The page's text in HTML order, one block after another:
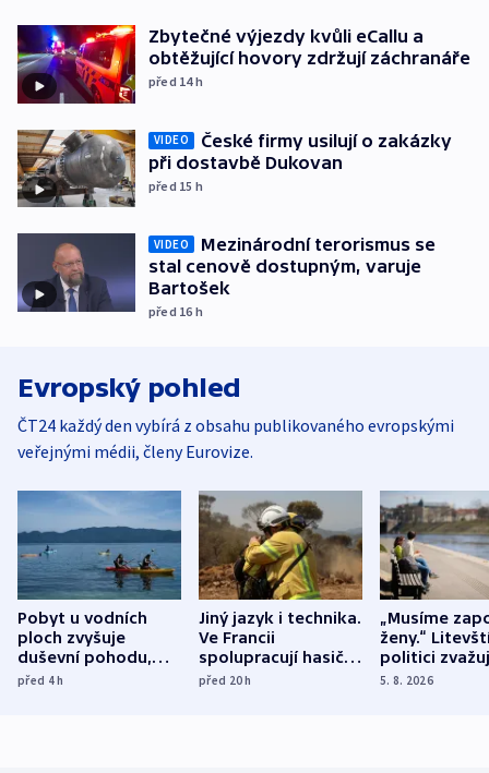
Zbytečné výjezdy kvůli eCallu a
obtěžující hovory zdržují záchranáře
před 14h
VIDEO
České firmy usilují o zakázky
při dostavbě Dukovan
před 15 h
VIDEO
Mezinárodní terorismus se
stal cenově dostupným, varuje
Bartošek
před 16 h
Evropský pohled
ČT24 každý den vybírá z obsahu publikovaného evropskými
veřejnými médii, členy Eurovize.
Pobyt u vodních
ploch zvyšuje
duševní pohodu,
ukázala
před 4h
Jiný jazyk i technika.
Ve Francii
spolupracují hasiči z
různých zemí
před 20h
„Musíme
ženy.“
politici
dohodu o
5. 8. 2026